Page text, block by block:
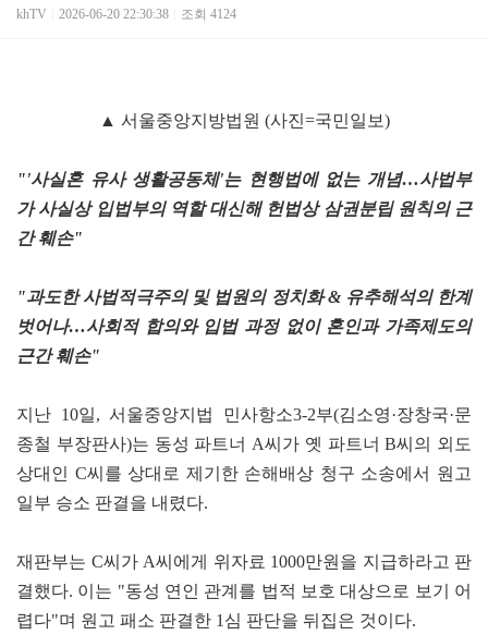
khTV 2026-06-20 22:30:38 조회 4124
▲ 서울중앙지방법원 (사진=국민일보)
"'사실혼 유사 생활공동체'는 현행법에 없는 개념…사법부
가 사실상 입법부의 역할 대신해 헌법상 삼권분립 원칙의 근
간 훼손"
"과도한 사법적극주의 및 법원의 정치화 & 유추해석의 한계
벗어나…사회적 합의와 입법 과정 없이 혼인과 가족제도의
근간 훼손"
지난 10일, 서울중앙지법 민사항소3-2부(김소영·장창국·문
종철 부장판사)는 동성 파트너 A씨가 옛 파트너 B씨의 외도
상대인 C씨를 상대로 제기한 손해배상 청구 소송에서 원고
일부 승소 판결을 내렸다.
재판부는 C씨가 A씨에게 위자료 1000만원을 지급하라고 판
결했다. 이는 "동성 연인 관계를 법적 보호 대상으로 보기 어
렵다"며 원고 패소 판결한 1심 판단을 뒤집은 것이다.